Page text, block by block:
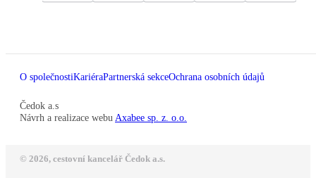
O společnostiKariéraPartnerská sekceOchrana osobních údajů
Čedok a.s
Návrh a realizace webu Axabee sp. z. o.o.
© 2026, cestovní kancelář Čedok a.s.